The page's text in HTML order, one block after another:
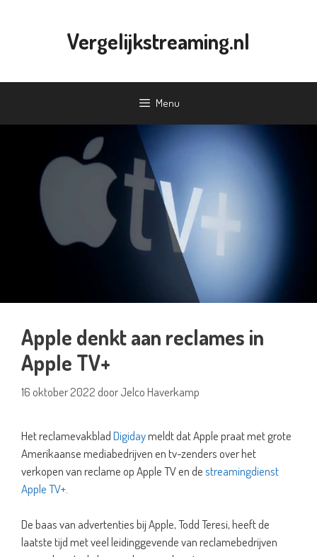
Vergelijkstreaming.nl
Menu
Apple denkt aan reclames in
Apple TV+
16 oktober 2022 doorJelco Haverkamp
Het reclamevakbladDigidaymeldt dat Apple praat met grote
Amerikaanse mediabedrijven en tv-zenders over het
verkopen van reclame op Apple TV en destreamingdienst
Apple TV+
De baas van advertenties bij Apple, Todd Teresi, heeft de
laatste tijd met veel leidinggevende van reclamebedrijven